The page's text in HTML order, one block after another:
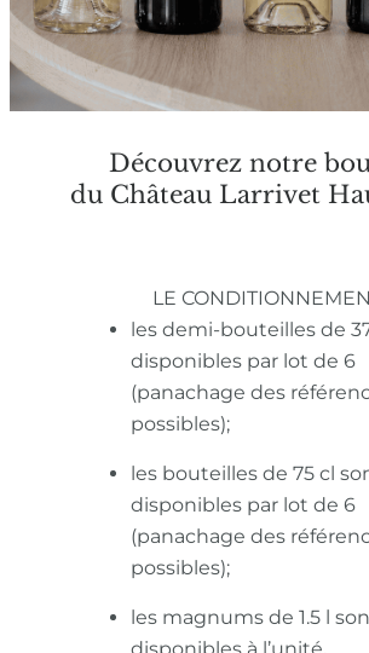
Découvrez notre
du Château Larrivet
LE
les demi-bouteilles de
disponibles par lot de 6
(panachage des
possibles);
les bouteilles de 75 cl
disponibles par lot de 6
(panachage des
possibles);
les magnums de 1.5 l